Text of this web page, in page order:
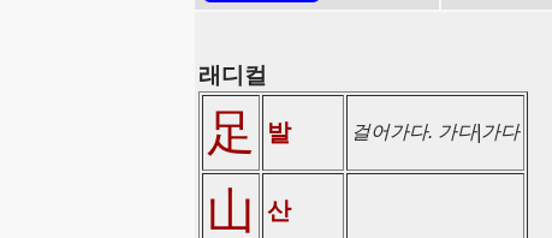
래디컬
足 발 걸어가다. 가다|가다
山 산